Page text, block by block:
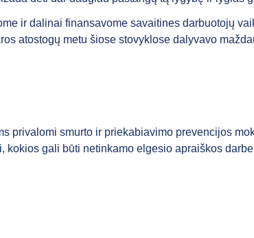
ir dalinai finansavome savaitines darbuotojų
atostogų metu šiose stovyklose dalyvavo
privalomi smurto ir priekabiavimo prevencijos
kokios gali būti netinkamo elgesio apraiškos